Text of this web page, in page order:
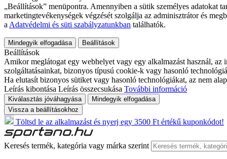
„Beállítások” menüpontra. Amennyiben a sütik személyes adatokat
marketingtevékenységek végzését szolgálja az adminisztrátor és
a Adatvédelmi és süti szabályzatunkban találhatók.
Mindegyik elfogadása Beállítások
Beállítások
Amikor meglátogat egy webhelyet vagy egy alkalmazást használ,
szolgáltatásainkat, bizonyos típusú cookie-k vagy hasonló
Ha elutasít bizonyos sütiket vagy hasonló technológiákat, az nem
Leírás kibontása Leírás összecsukása További információ
Kiválasztás jóváhagyása
Mindegyik elfogadása
Vissza a beállításokhoz
Töltsd le az alkalmazást és nyerj egy 3500 Ft értékű kuponkódot!
Keresés termék, kategória vagy márka szerint